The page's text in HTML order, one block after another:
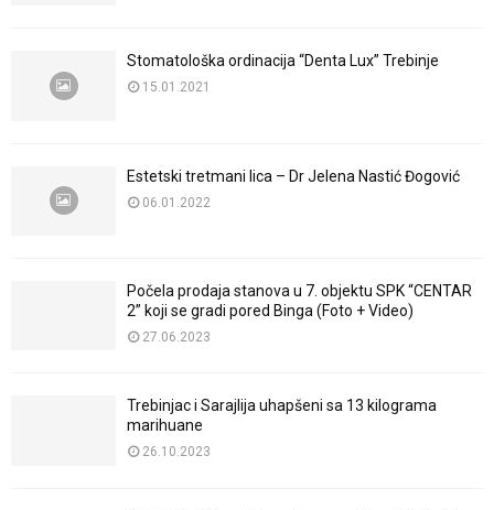
Stomatološka ordinacija “Denta Lux” Trebinje
15.01.2021
Estetski tretmani lica – Dr Jelena Nastić Đogović
06.01.2022
Počela prodaja stanova u 7. objektu SPK “CENTAR
2” koji se gradi pored Binga (Foto + Video)
27.06.2023
Trebinjac i Sarajlija uhapšeni sa 13 kilograma
marihuane
26.10.2023